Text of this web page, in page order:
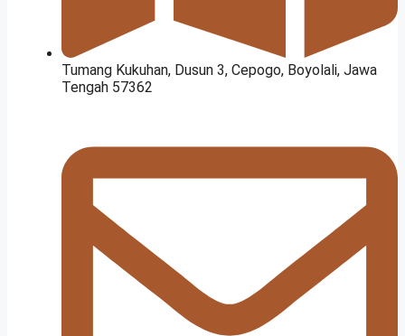
Tumang Kukuhan, Dusun 3, Cepogo, Boyolali, Jawa
Tengah 57362